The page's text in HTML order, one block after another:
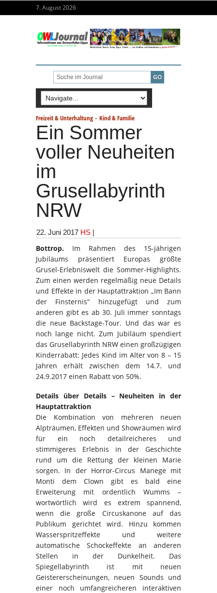
7. August 2026
Freizeit & Unterhaltung - Kind & Familie
Ein Sommer
voller Neuheiten
im
Grusellabyrinth
NRW
22. Juni 2017 HS |
Bottrop. Im Rahmen des 15-jährigen
Jubiläums präsentiert Europas größte
Grusel-Erlebniswelt die Sommer-Highlights.
Zum einen werden regelmäßig neue Details
und Effekte in der Hauptattraktion „Im Bann
der Finsternis“ hinzugefügt und zum
anderen gibt es ab 30. Juli immer sonntags
die neue Backstage-Tour. Und das war es
noch lange nicht. Zum Jubiläum spendiert
das Grusellabyrinth NRW einen großzügigen
Kinderrabatt: Jedes Kind im Alter von 8 – 15
Jahren erhält zwischen dem 14.7. und
24.9.2017 einen Rabatt von 50%.
Details über Details – Neuheiten in der
Hauptattraktion
Die Kombination von mehreren neuen
Alpträumen, Effekten und Showräumen wird
für ein noch detailreicheres und
stimmigeres Erlebnis in der Geschichte
rund um die Rettung der kleinen Marie
sorgen. In der Horror-Circus Manege mit
Monti dem Clown gibt es bald eine
Erweiterung mit ordentlich Wumms –
wortwörtlich wird es extrem spannend,
wenn die große Circuskanone auf das
Publikum gerichtet wird. Hinzu kommen
Wasserspritzeffekte und weitere
automatische Schockeffekte an anderen
Stellen in der Dunkelheit. Das
Spiegellabyrinth ist mit neuen
Geistererscheinungen, neuen Sounds und
einer noch umfangreicheren interaktiven